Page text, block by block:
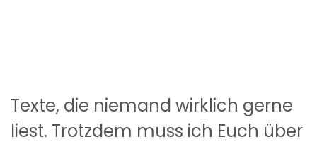
Texte, die niemand wirklich gerne
liest. Trotzdem muss ich Euch über